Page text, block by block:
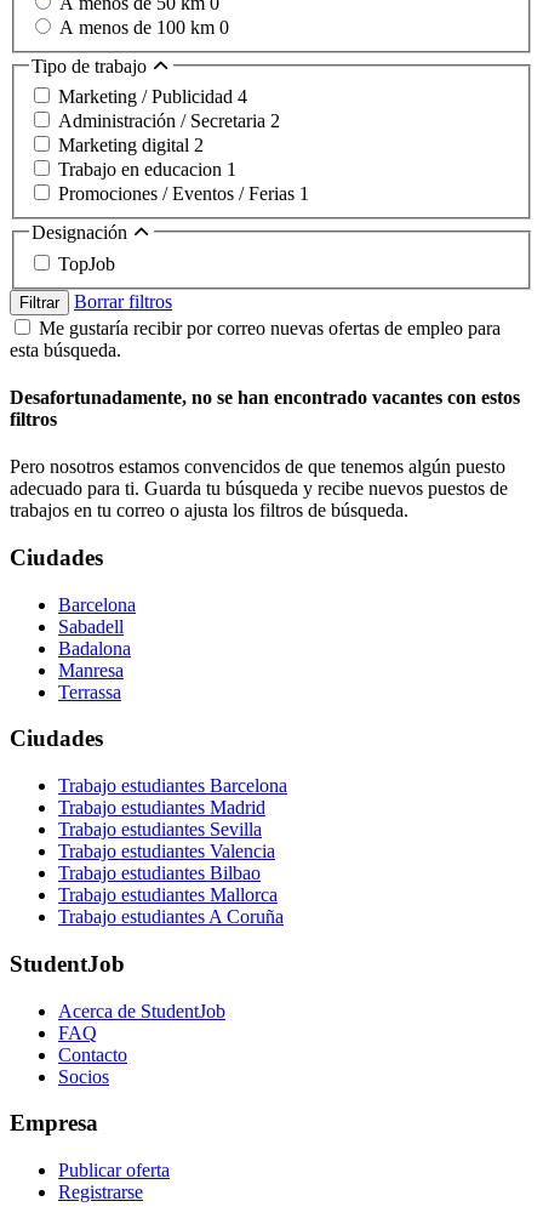
A menos de 100 km 0
Tipo de trabajo
Marketing / Publicidad 4
Administración / Secretaria 2
Marketing digital 2
Trabajo en educacion 1
Promociones / Eventos / Ferias 1
Designación
TopJob
Filtrar
Borrar filtros
Me gustaría recibir por correo nuevas ofertas de empleo para
esta búsqueda.
Desafortunadamente, no se han encontrado vacantes con estos
filtros
Pero nosotros estamos convencidos de que tenemos algún puesto
adecuado para ti. Guarda tu búsqueda y recibe nuevos puestos de
trabajos en tu correo o ajusta los filtros de búsqueda.
Ciudades
Barcelona
Sabadell
Badalona
Manresa
Terrassa
Ciudades
Trabajo estudiantes Barcelona
Trabajo estudiantes Madrid
Trabajo estudiantes Sevilla
Trabajo estudiantes Valencia
Trabajo estudiantes Bilbao
Trabajo estudiantes Mallorca
Trabajo estudiantes A Coruña
StudentJob
Acerca de StudentJob
FAQ
Contacto
Socios
Empresa
Publicar oferta
Registrarse